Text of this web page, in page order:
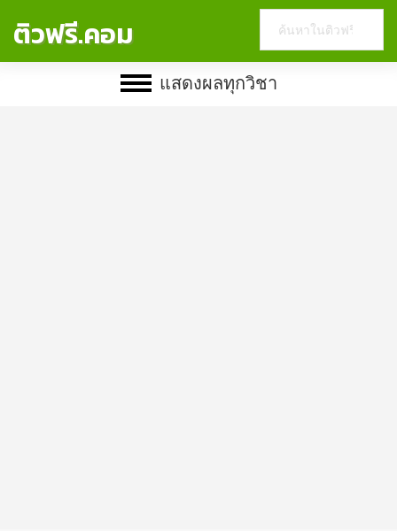
ติวฟรี.คอม
website
แสดงผลทุกวิชา